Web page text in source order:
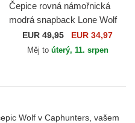
Čepice rovná námořnická
modrá snapback Lone Wolf
One Pack The Farm Flats
The Farm Goorin Bros.
EUR 49,95 EUR 34,97
Měj to úterý, 11. srpen
Wolf v Caphunters, vašem